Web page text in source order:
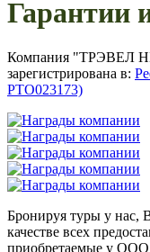
Гарантии
Компания "ТРЭВЕЛ
зарегистрирована в:
РТО023173)
Бронируя туры у нас,
качестве всех
приобретаемые у